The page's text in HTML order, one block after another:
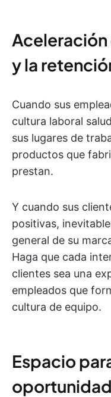
y la
Cuando sus
cultura laboral
sus lugares de
productos que
prestan.
Y cuando sus
positivas,
general de su
Haga que cada
clientes sea una
empleados que
cultura de equipo.
Espacio